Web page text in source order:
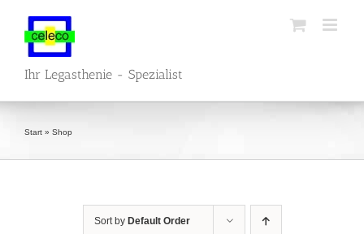
content
Ihr Legasthenie - Spezialist
Start » Shop
Sort by Default Order